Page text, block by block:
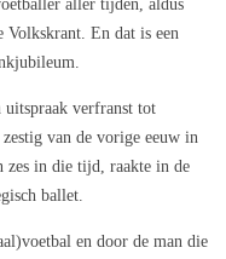
Volkskrant. En dat is een
uitspraak verfranst tot
van de vorige eeuw in
zes in die tijd, raakte in de
ballet.
en door de man die